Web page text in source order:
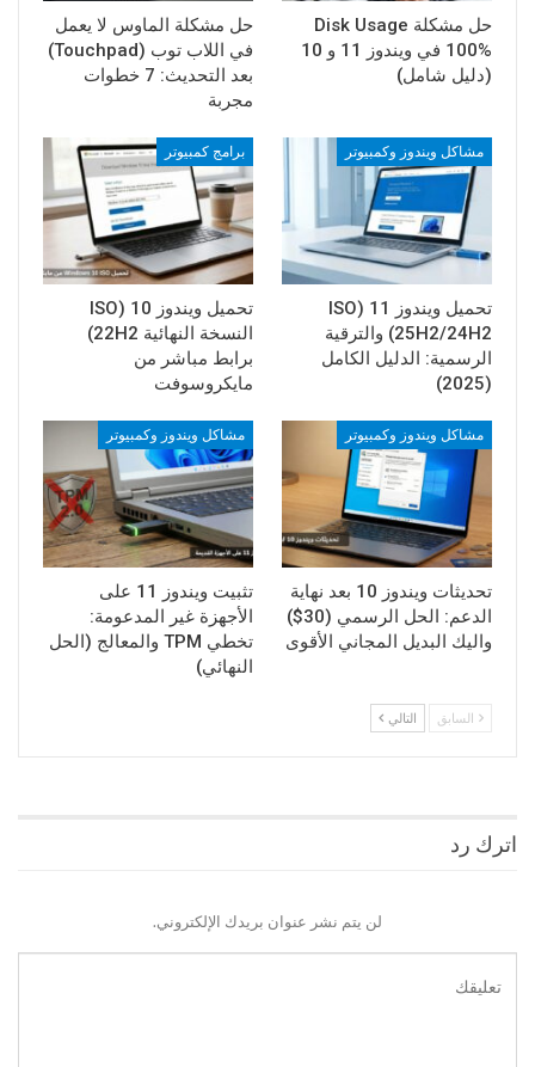
حل مشكلة Disk Usage
100% في ويندوز 11 و 10
(دليل شامل)
حل مشكلة الماوس لا يعمل
في اللاب توب (Touchpad)
بعد التحديث: 7 خطوات
مجربة
مشاكل ويندوز وكمبيوتر
تحميل ويندوز 11 (ISO
25H2/24H2) والترقية
الرسمية: الدليل الكامل
(2025)
برامج كمبيوتر
تحميل ويندوز 10 (ISO
النسخة النهائية 22H2)
برابط مباشر من
مايكروسوفت
مشاكل ويندوز وكمبيوتر
تحديثات ويندوز 10 بعد نهاية
الدعم: الحل الرسمي (30$)
واليك البديل المجاني الأقوى
مشاكل ويندوز وكمبيوتر
تثبيت ويندوز 11 على
الأجهزة غير المدعومة:
تخطي TPM والمعالج (الحل
النهائي)
السابق التالي
اترك رد
لن يتم نشر عنوان بريدك الإلكتروني.